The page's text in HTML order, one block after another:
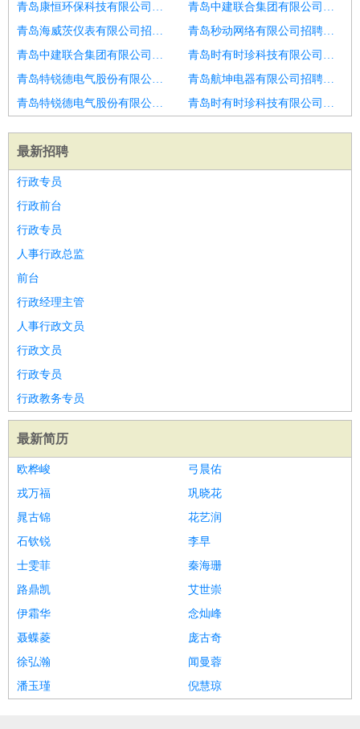
青岛康恒环保科技有限公司招聘护士
青岛中建联合集团有限公司招聘护士
青岛海威茨仪表有限公司招聘口腔护士
青岛秒动网络有限公司招聘护士
青岛中建联合集团有限公司招聘护士
青岛时有时珍科技有限公司招聘护士
青岛特锐德电气股份有限公司招聘护士
青岛航坤电器有限公司招聘口腔护士
青岛特锐德电气股份有限公司招聘护士
青岛时有时珍科技有限公司招聘护士
最新招聘
行政专员
行政前台
行政专员
人事行政总监
前台
行政经理主管
人事行政文员
行政文员
行政专员
行政教务专员
最新简历
欧桦峻
弓晨佑
戎万福
巩晓花
晁古锦
花艺润
石钦锐
李早
士雯菲
秦海珊
路鼎凯
艾世崇
伊霜华
念灿峰
聂蝶菱
庞古奇
徐弘瀚
闻曼蓉
潘玉瑾
倪慧琼